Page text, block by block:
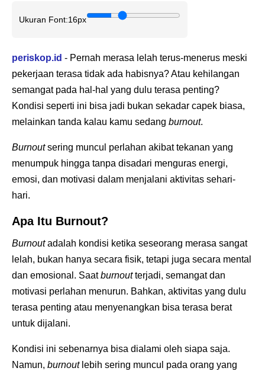
Ukuran Font:16px
periskop.id - Pernah merasa lelah terus-menerus meski
pekerjaan terasa tidak ada habisnya? Atau kehilangan
semangat pada hal-hal yang dulu terasa penting?
Kondisi seperti ini bisa jadi bukan sekadar capek biasa,
melainkan tanda kalau kamu sedang burnout.
Burnoutsering muncul perlahan akibat tekanan yang
menumpuk hingga tanpa disadari menguras energi,
emosi, dan motivasi dalam menjalani aktivitas sehari-
hari.
Apa Itu Burnout?
Burnoutadalah kondisi ketika seseorang merasa sangat
lelah, bukan hanya secara fisik, tetapi juga secara mental
dan emosional. Saatburnoutterjadi, semangat dan
motivasi perlahan menurun. Bahkan, aktivitas yang dulu
terasa penting atau menyenangkan bisa terasa berat
untuk dijalani.
Kondisi ini sebenarnya bisa dialami oleh siapa saja.
Namun, burnoutlebih sering muncul pada orang yang